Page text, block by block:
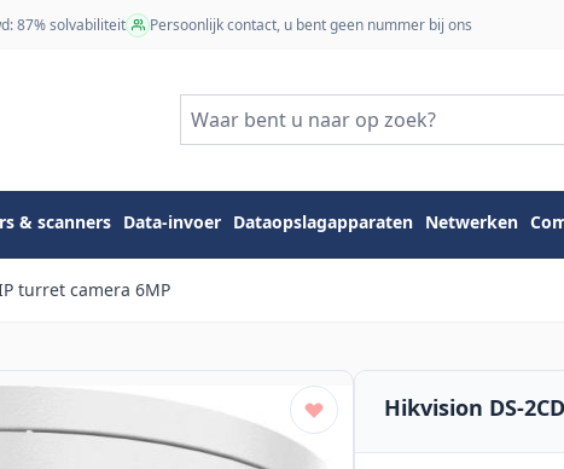
87% solvabiliteit Persoonlijk contact, u bent geen nummer bij ons
& scanners Data-invoer Dataopslagapparaten Netwerken
turret camera 6MP
Hikvision DS-